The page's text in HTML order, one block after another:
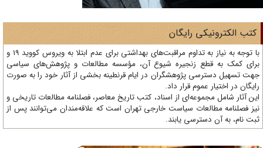
الکترونیکی رایگان
با توجه به نیاز به تداوم مراقبت‌های بهداشتی برای عدم ابتلا به ویروس کووید 19 و
کمک به قطع زنجیره شیوع آن، مؤسسه مطالعات و پژوهش‌های سیاسی
تسهیل دسترسی پژوهشگران در ایام قرنطینه بخشی از آثار خود را به صورت
در اختیار عموم قرار داد.
آثار شامل مجموعه‌ای از اسناد، کتب تاریخ معاصر، فصلنامه‌ مطالعات تاریخی و
فصلنامه مطالعات سیاست خارجی تهران است که علاقه‌مندان می‌توانند پس از
نام، به آن دسترسی یابند.